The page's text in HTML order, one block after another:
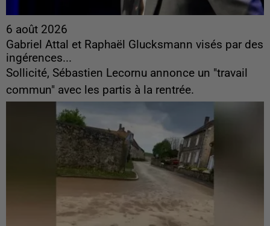
6 août 2026
Gabriel Attal et Raphaël Glucksmann visés par des
ingérences...
Sollicité, Sébastien Lecornu annonce un "travail
commun" avec les partis à la rentrée.